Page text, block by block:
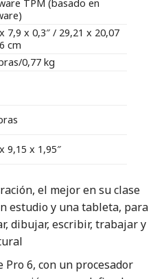
TPM (basado en
7,9 x 0,3″ / 29,21 x 20,07
cm
0,77 kg
9,15 x 1,95″
el mejor en su clase
estudio y una tableta, para
dibujar, escribir, trabajar y
Pro 6, con un procesador